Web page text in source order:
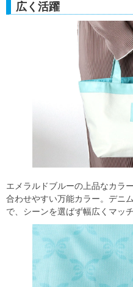
広く活躍
エメラルドブルーの上品なカラ
合わせやすい万能カラー。デニ
で、シーンを選ばず幅広くマッ